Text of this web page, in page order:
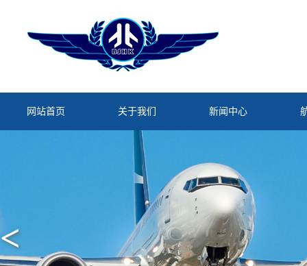
网站首页 关于我们 新闻中心
<